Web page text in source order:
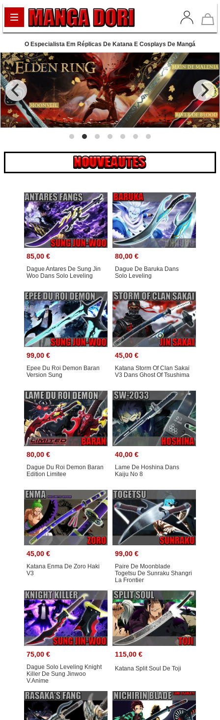
O Especialista Em Réplicas De Katana E Cosplays De Mangá
85,00 €
Dague Antares De Sung Jin
Woo Dans Solo Leveling
80,00 €
Dague De Baruka Dans
Solo Leveling
99,00 €
Epee Du Roi Demon Baran
Version Sung
45,00 €
Katana Storm Of Clan Sakai
V3 Dans Ghost Of Tsushima
80,00 €
Dague Du Roi Demon Baran
Edition Limitee
40,00 €
Lame De Hoshina Dans
Kaiju No 8
45,00 €
Katana Enma De Zoro Haki
V3
99,00 €
Paire De Moonblade
Togetsu De Sunraku Shangri
La Frontier
75,00 €
Dague Solo Leveling Knight
Killer De Sung Jinwoo
V.anime
115,00 €
Katana Split Soul De Toji